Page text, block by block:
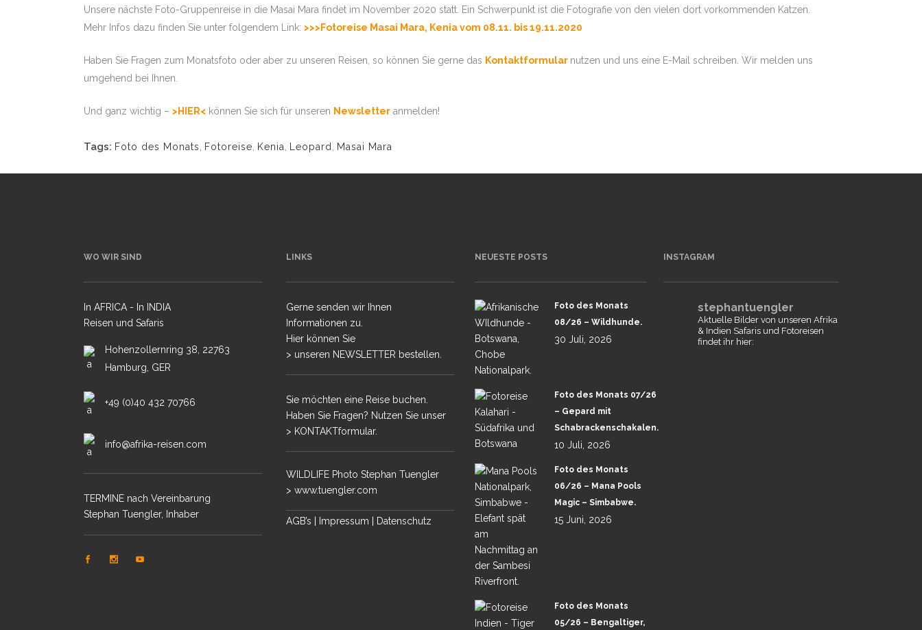
SIMBABWE – MANA POOLS
SÜDAFRIKA – MALA MALA IN SABI
Unsere nächste Foto-Gruppenreise in die Masai Mara findet im November 2020 statt. Ein Schwerpunkt ist die Fotografie von den vielen dort vorkommenden Katzen.
Mehr Infos dazu finden Sie unter folgendem Link: >>>Fotoreise Masai Mara, Kenia vom 08.11. bis 19.11.2020
Haben Sie Fragen zum Monatsfoto oder aber zu unseren Reisen, so können Sie gerne das Kontaktformular nutzen und uns eine E-Mail schreiben. Wir melden uns
umgehend bei Ihnen.
Und ganz wichtig – >HIER< können Sie sich für unseren Newsletter anmelden!
Tags: Foto des Monats, Fotoreise, Kenia, Leopard, Masai Mara
WO WIR SIND
In AFRICA - In INDIA
Reisen und Safaris
Hohenzollernring 38, 22763
Hamburg, GER
+49 (0)40 432 70766
info@afrika-reisen.com
TERMINE nach Vereinbarung
Stephan Tuengler, Inhaber
LINKS
Gerne senden wir Ihnen
Informationen zu.
Hier können Sie
> unseren NEWSLETTER bestellen.
Sie möchten eine Reise buchen.
Haben Sie Fragen? Nutzen Sie unser
> KONTAKTformular.
WILDLIFE Photo Stephan Tuengler
> www.tuengler.com
AGB’s Impressum Datenschutz
NEUESTE POSTS
Foto des Monats
08/26 – Wildhunde.
30 Juli, 2026
Foto des Monats 07/26
– Gepard mit
Schabrackenschakalen.
10 Juli, 2026
Foto des Monats
06/26 – Mana Pools
Magic – Simbabwe.
15 Juni, 2026
Foto des Monats
05/26 – Bengaltiger,
INSTAGRAM
stephantuengler
Aktuelle Bilder von unseren Afrika
& Indien Safaris und Fotoreisen
findet ihr hier: